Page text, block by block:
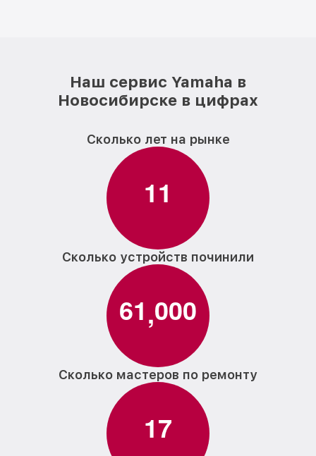
Наш сервис Yamaha в
Новосибирске в цифрах
Сколько лет на рынке
11
Сколько устройств починили
61,000
Сколько мастеров по ремонту
17